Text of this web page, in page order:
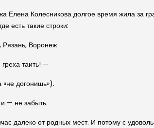
Елена Колесникова долгое время жила за
есть такие строки:
Рязань, Воронеж
таить! —
догонишь»).
— не забыть.
далеко от родных мест. И потому с